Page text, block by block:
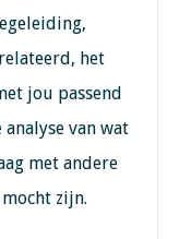
het
jou passend
analyse van wat
met andere
zijn.